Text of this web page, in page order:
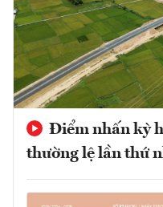
Điểm nhấn kỳ
thường lệ lần thứ